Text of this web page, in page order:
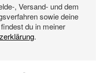
, Versand- und dem
sowie deine
du in meiner
.